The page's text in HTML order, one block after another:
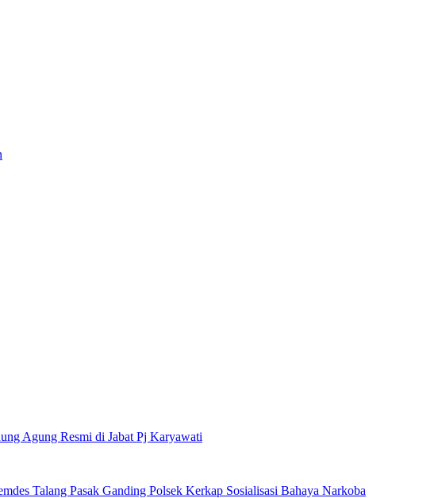
Agung Resmi di Jabat Pj Karyawati
Talang Pasak Ganding Polsek Kerkap Sosialisasi Bahaya Narkoba